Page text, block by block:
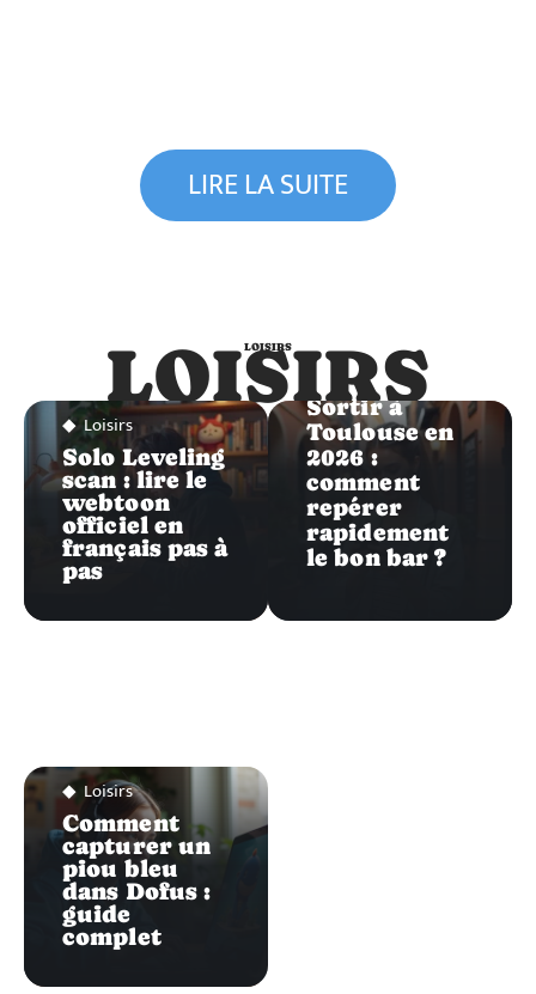
LIRE LA SUITE
LOISIRS
LOISIRS
Loisirs
Solo Leveling
scan : lire le
webtoon
officiel en
français pas à
pas
Loisirs
Comment
capturer un
piou bleu
dans Dofus :
guide
complet
Loisirs
Sortir à
Toulouse en
2026 :
comment
repérer
rapidement
le bon bar ?